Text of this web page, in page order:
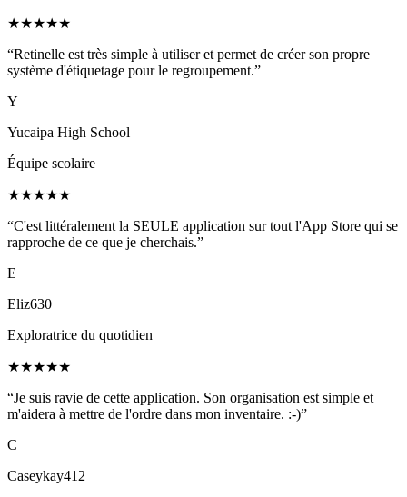
★★★★★
“Retinelle est très simple à utiliser et permet de créer son propre
système d'étiquetage pour le regroupement.”
Y
Yucaipa High School
Équipe scolaire
★★★★★
“C'est littéralement la SEULE application sur tout l'App Store qui se
rapproche de ce que je cherchais.”
E
Eliz630
Exploratrice du quotidien
★★★★★
“Je suis ravie de cette application. Son organisation est simple et
m'aidera à mettre de l'ordre dans mon inventaire. :-)”
C
Caseykay412